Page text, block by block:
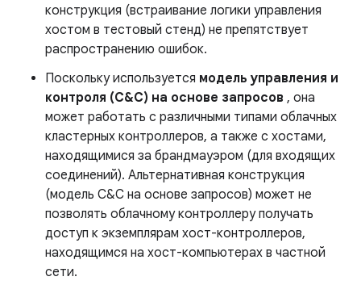
конструкция (встраивание логики управления
хостом в тестовый стенд) не препятствует
распространению ошибок.
Поскольку используется модель управления и
контроля (C&C) на основе запросов , она
может работать с различными типами облачных
кластерных контроллеров, а также с хостами,
находящимися за брандмауэром (для входящих
соединений). Альтернативная конструкция
(модель C&C на основе запросов) может не
позволять облачному контроллеру получать
доступ к экземплярам хост-контроллеров,
находящимся на хост-компьютерах в частной
сети.